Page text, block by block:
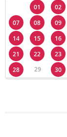
01
02
07
08 09
14
15 16
21
22 23
28
29 30